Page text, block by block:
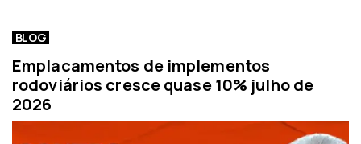
BLOG
Emplacamentos de implementos
rodoviários cresce quase 10% julho de
2026